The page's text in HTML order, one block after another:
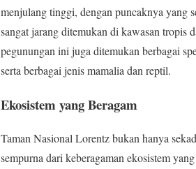
menjulang tinggi, dengan puncaknya yang
sangat jarang ditemukan di kawasan tropis
pegunungan ini juga ditemukan berbagai
serta berbagai jenis mamalia dan reptil.
Ekosistem yang Beragam
Taman Nasional Lorentz bukan hanya
sempurna dari keberagaman ekosistem